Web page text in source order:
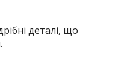
деталі, що